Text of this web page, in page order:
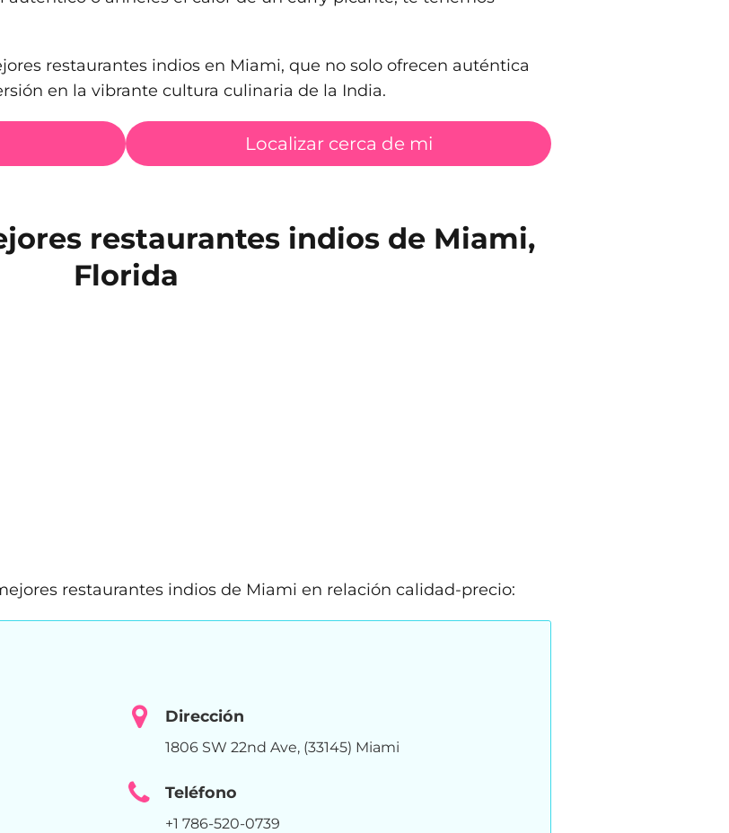
restaurantes indios en Miami, que no solo ofrecen auténtica
en la vibrante cultura culinaria de la India.
Localizar cerca de mi
restaurantes indios de Miami,
Florida
restaurantes indios de Miami en relación calidad-precio:
Dirección
1806 SW 22nd Ave, (33145) Miami
Teléfono
+1 786-520-0739